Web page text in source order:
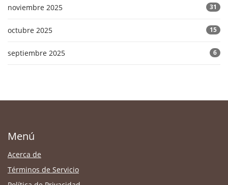
noviembre 2025 31
octubre 2025 15
septiembre 2025 6
Menú
Acerca de
Términos de Servicio